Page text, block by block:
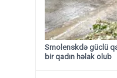
Smolenskdə güclü
bir qadın həlak olub